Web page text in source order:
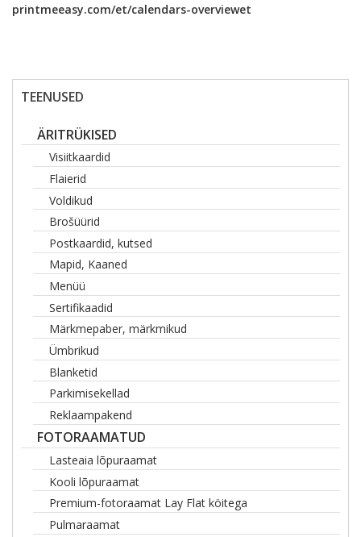
printmeeasy.com/et/calendars-overviewet
TEENUSED
ÄRITRÜKISED
Visiitkaardid
Flaierid
Voldikud
Brošüürid
Postkaardid, kutsed
Mapid, Kaaned
Menüü
Sertifikaadid
Märkmepaber, märkmikud
Ümbrikud
Blanketid
Parkimisekellad
Reklaampakend
FOTORAAMATUD
Lasteaia lõpuraamat
Kooli lõpuraamat
Premium-fotoraamat Lay Flat köitega
Pulmaraamat